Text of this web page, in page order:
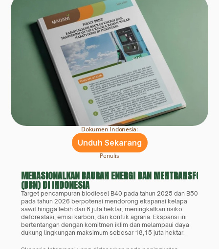
Dokumen Indonesia:
Unduh Sekarang
Penulis
MERASIONALKAN BAURAN ENERGI DAN
(BBN) DI INDONESIA
Target pencampuran biodiesel B40 pada tahun 2025 dan B50
pada tahun 2026 berpotensi mendorong ekspansi kelapa
sawit hingga lebih dari 6 juta hektar, meningkatkan risiko
deforestasi, emisi karbon, dan konflik agraria. Ekspansi ini
bertentangan dengan komitmen iklim dan melampaui daya
dukung lingkungan maksimum sebesar 18,15 juta hektar.